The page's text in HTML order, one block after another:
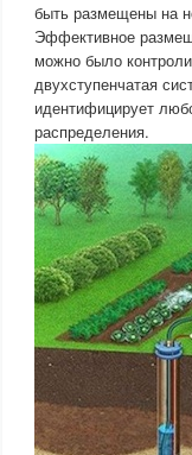
быть размещены на
Эффективное
можно было
двухступенчатая
идентифицирует
распределения.